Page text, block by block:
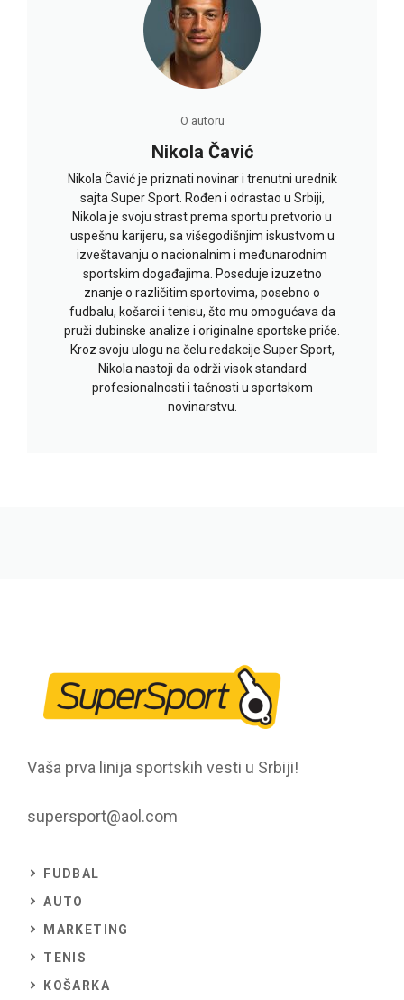
O autoru
Nikola Čavić
Nikola Čavić je priznati novinar i trenutni urednik
sajta Super Sport. Rođen i odrastao u Srbiji,
Nikola je svoju strast prema sportu pretvorio u
uspešnu karijeru, sa višegodišnjim iskustvom u
izveštavanju o nacionalnim i međunarodnim
sportskim događajima. Poseduje izuzetno
znanje o različitim sportovima, posebno o
fudbalu, košarci i tenisu, što mu omogućava da
pruži dubinske analize i originalne sportske priče.
Kroz svoju ulogu na čelu redakcije Super Sport,
Nikola nastoji da održi visok standard
profesionalnosti i tačnosti u sportskom
novinarstvu.
Vaša prva linija sportskih vesti u Srbiji!
supersport@aol.com
FUDBAL
AUTO
MARKETING
TENIS
KOŠARKA